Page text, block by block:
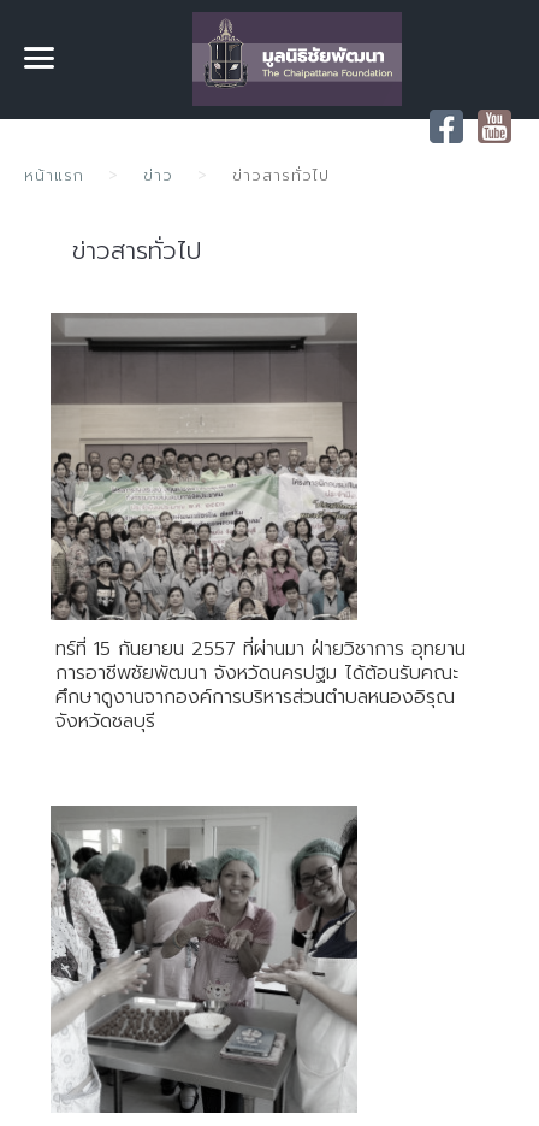
หน้าแรก ข่าว ข่าวสารทั่วไป
ข่าวสารทั่วไป
ทร์ที่ 15 กันยายน 2557 ที่ผ่านมา ฝ่ายวิชาการ อุทยาน
การอาชีพชัยพัฒนา จังหวัดนครปฐม ได้ต้อนรับคณะ
ศึกษาดูงานจากองค์การบริหารส่วนตำบลหนองอิรุณ
จังหวัดชลบุรี